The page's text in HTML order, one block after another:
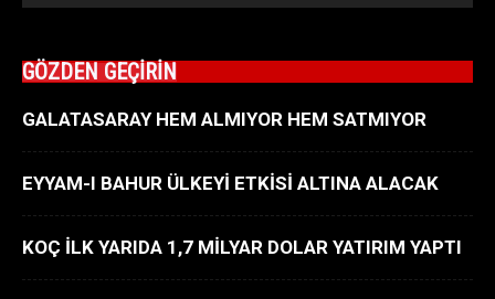
GÖZDEN GEÇİRİN
GALATASARAY HEM ALMIYOR HEM SATMIYOR
EYYAM-I BAHUR ÜLKEYİ ETKİSİ ALTINA ALACAK
KOÇ İLK YARIDA 1,7 MİLYAR DOLAR YATIRIM YAPTI